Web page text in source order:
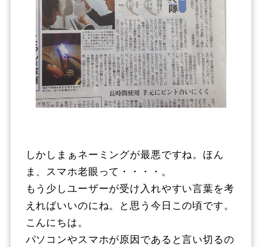
しかしまぁネーミングが最悪ですね。ほん
ま、スマホ老眼って・・・・。
もう少しユーザーが受け入れやすい言葉を考
えればいいのにね。と思う今日この頃です。
こんにちは。
パソコンやスマホが原因であると言い切るの